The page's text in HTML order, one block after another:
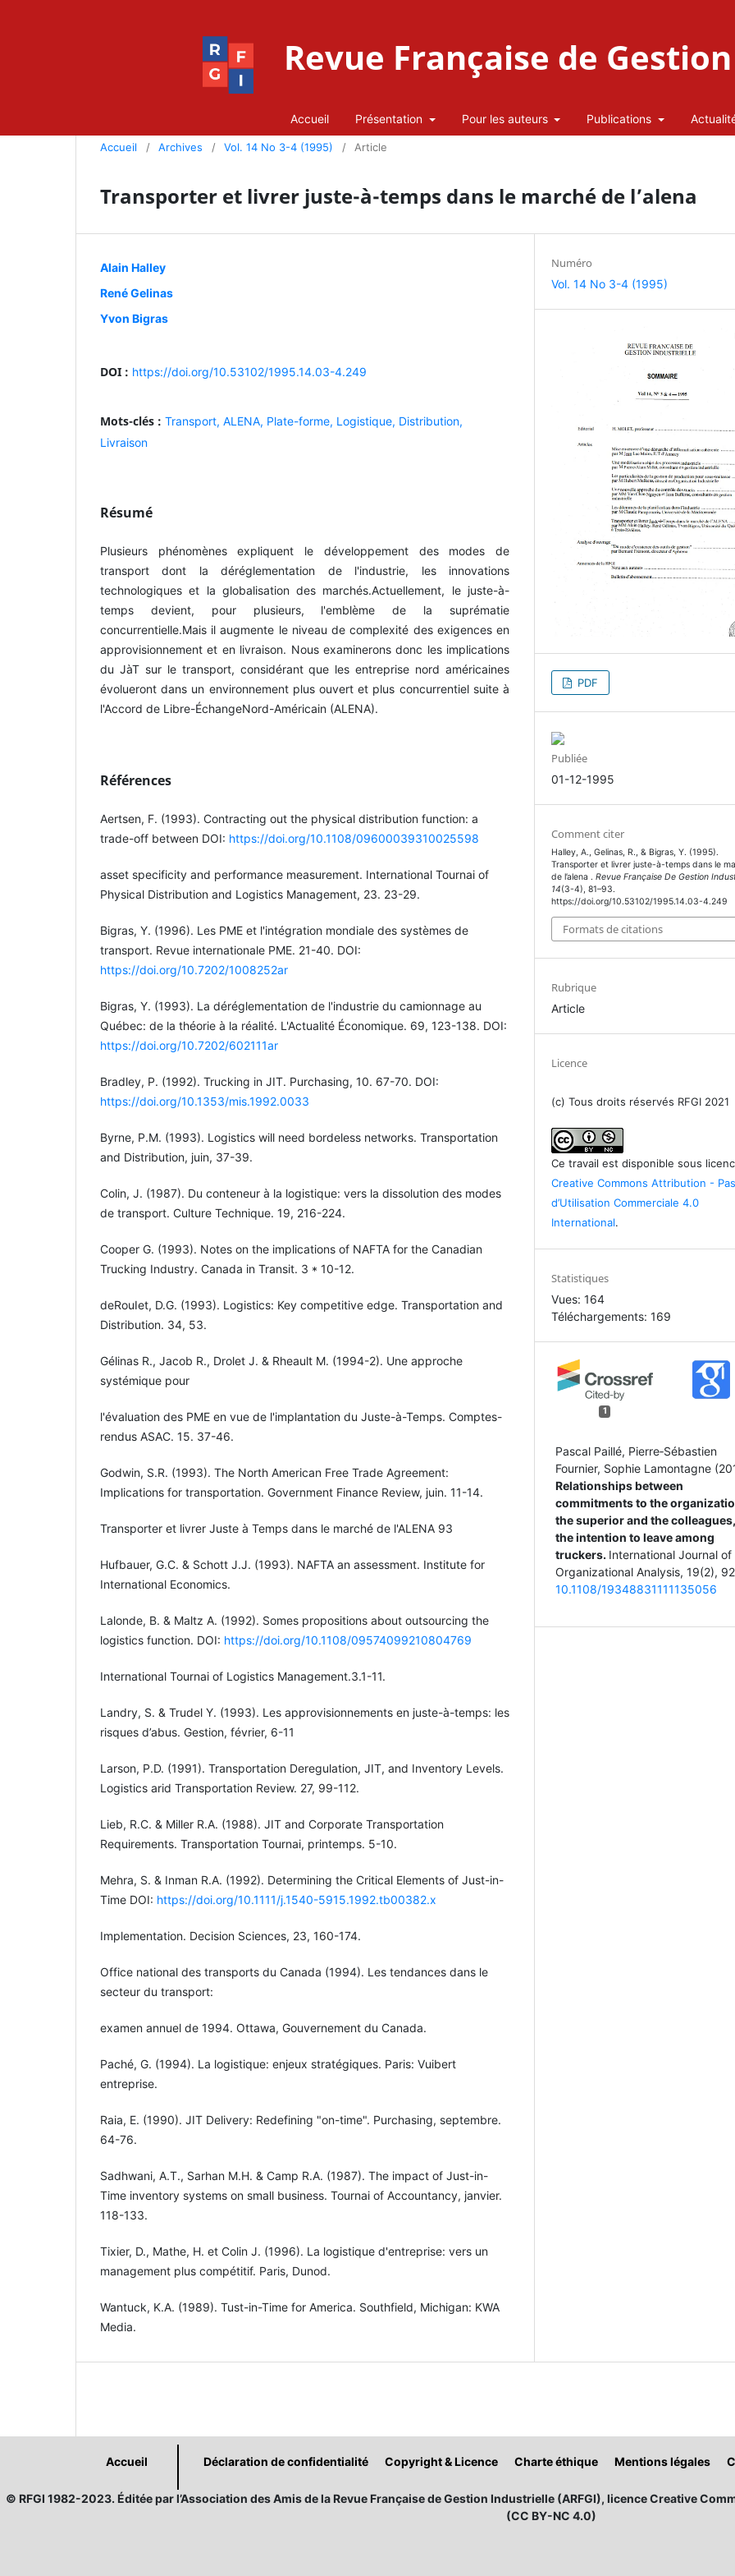
Revue Française de
Accueil Présentation Pour les auteurs Publications
Accueil / Archives / Vol. 14 No 3-4 (1995) / Article
Transporter et livrer juste-à-temps dans le marché de l’alena
Alain Halley
René Gelinas
Yvon Bigras
DOI : https://doi.org/10.53102/1995.14.03-4.249
Mots-clés : Transport, ALENA, Plate-forme, Logistique, Distribution,
Livraison
Résumé
Plusieurs phénomènes expliquent le développement des modes de
transport dont la déréglementation de l'industrie, les innovations
technologiques et la globalisation des marchés.Actuellement, le juste-à-
temps devient, pour plusieurs, l'emblème de la suprématie
concurrentielle.Mais il augmente le niveau de complexité des exigences en
approvisionnement et en livraison. Nous examinerons donc les implications
du JàT sur le transport, considérant que les entreprise nord américaines
évolueront dans un environnement plus ouvert et plus concurrentiel suite à
l'Accord de Libre-ÉchangeNord-Américain (ALENA).
Références
Aertsen, F. (1993). Contracting out the physical distribution function: a
trade-off between DOI: https://doi.org/10.1108/09600039310025598
asset specificity and performance measurement. International Tournai of
Physical Distribution and Logistics Management, 23. 23-29.
Bigras, Y. (1996). Les PME et l'intégration mondiale des systèmes de
transport. Revue internationale PME. 21-40. DOI:
https://doi.org/10.7202/1008252ar
Bigras, Y. (1993). La déréglementation de l'industrie du camionnage au
Québec: de la théorie à la réalité. L'Actualité Économique. 69, 123-138. DOI:
https://doi.org/10.7202/602111ar
Bradley, P. (1992). Trucking in JIT. Purchasing, 10. 67-70. DOI:
https://doi.org/10.1353/mis.1992.0033
Byrne, P.M. (1993). Logistics will need bordeless networks. Transportation
and Distribution, juin, 37-39.
Colin, J. (1987). Du conteneur à la logistique: vers la dissolution des modes
de transport. Culture Technique. 19, 216-224.
Cooper G. (1993). Notes on the implications of NAFTA for the Canadian
Trucking Industry. Canada in Transit. 3 * 10-12.
deRouIet, D.G. (1993). Logistics: Key competitive edge. Transportation and
Distribution. 34, 53.
Gélinas R., Jacob R., Drolet J. & Rheault M. (1994-2). Une approche
systémique pour
l'évaluation des PME en vue de l'implantation du Juste-à-Temps. Comptes-
rendus ASAC. 15. 37-46.
Godwin, S.R. (1993). The North American Free Trade Agreement:
Implications for transportation. Government Finance Review, juin. 11-14.
Transporter et livrer Juste à Temps dans le marché de l'ALENA 93
Hufbauer, G.C. & Schott J.J. (1993). NAFTA an assessment. Institute for
International Economics.
Lalonde, B. & Maltz A. (1992). Somes propositions about outsourcing the
logistics function. DOI: https://doi.org/10.1108/09574099210804769
International Tournai of Logistics Management.3.1-11.
Landry, S. & Trudel Y. (1993). Les approvisionnements en juste-à-temps: les
risques d’abus. Gestion, février, 6-11
Larson, P.D. (1991). Transportation Deregulation, JIT, and Inventory Levels.
Logistics arid Transportation Review. 27, 99-112.
Lieb, R.C. & Miller R.A. (1988). JIT and Corporate Transportation
Requirements. Transportation Tournai, printemps. 5-10.
Mehra, S. & Inman R.A. (1992). Determining the Critical Elements of Just-in-
Time DOI: https://doi.org/10.1111/j.1540-5915.1992.tb00382.x
Implementation. Decision Sciences, 23, 160-174.
Office national des transports du Canada (1994). Les tendances dans le
secteur du transport:
examen annuel de 1994. Ottawa, Gouvernement du Canada.
Paché, G. (1994). La logistique: enjeux stratégiques. Paris: Vuibert
entreprise.
Raia, E. (1990). JIT Delivery: Redefining "on-time". Purchasing, septembre.
64-76.
Sadhwani, A.T., Sarhan M.H. & Camp R.A. (1987). The impact of Just-in-
Time inventory systems on small business. Tournai of Accountancy, janvier.
118-133.
Tixier, D., Mathe, H. et Colin J. (1996). La logistique d'entreprise: vers un
management plus compétitif. Paris, Dunod.
Wantuck, K.A. (1989). Tust-in-Time for America. Southfield, Michigan: KWA
Media.
Numéro
Vol. 14 No 3-4 (1995)
PDF
Publiée
01-12-1995
Comment citer
Halley, A., Gelinas, R., & Bigras, Y. (1995).
Transporter et livrer juste-à-temps dans le
de l’alena .Revue Française De Gestion
14(3-4), 81–93.
https://doi.org/10.53102/1995.14.03-4.249
Formats de citations
Rubrique
Article
Licence
(c) Tous droits réservés RFGI 2021
Ce travail est disponible sous
Creative Commons Attribution - Pas
d’Utilisation Commerciale 4.0
International.
Statistiques
Vues: 164
Téléchargements: 169
1
Pascal Paillé, Pierre‐Sébastien
Fournier, Sophie Lamontagne
Relationships between
commitments to the
the superior and the
the intention to leave among
truckers. International Journal of
Organizational Analysis,19(2),
10.1108/19348831111135056
Accueil Déclaration de confidentialité Copyright & Licence Charte éthique Mentions légales
© RFGI 1982-2023. Éditée par l’Association des Amis de la Revue Française de Gestion Industrielle (ARFGI), licence Creative
(CC BY-NC 4.0)